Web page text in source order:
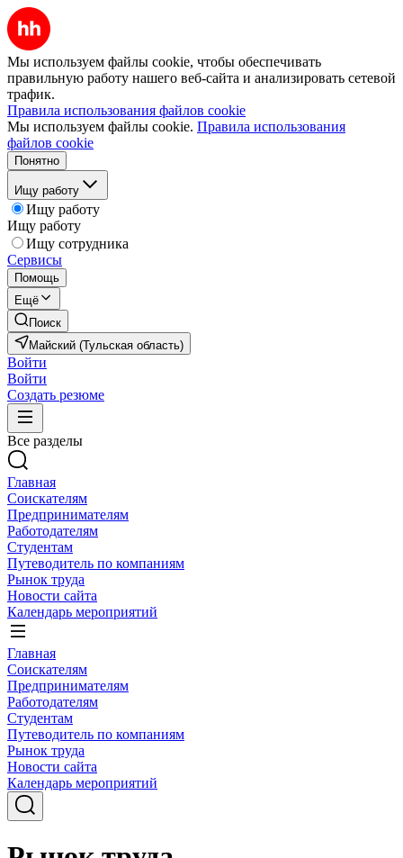
Мы используем файлы cookie, чтобы обеспечивать
правильную работу нашего веб-сайта и анализировать сетевой
трафик.
Правила использования файлов cookie
Мы используем файлы cookie. Правила использования
файлов cookie
Понятно
Ищу работу
Ищу работу
Ищу работу
Ищу сотрудника
Сервисы
Помощь
Ещё
Поиск
Майский (Тульская область)
Войти
Войти
Создать резюме
Все разделы
Главная
Соискателям
Предпринимателям
Работодателям
Студентам
Путеводитель по компаниям
Рынок труда
Новости сайта
Календарь мероприятий
Главная
Соискателям
Предпринимателям
Работодателям
Студентам
Путеводитель по компаниям
Рынок труда
Новости сайта
Календарь мероприятий